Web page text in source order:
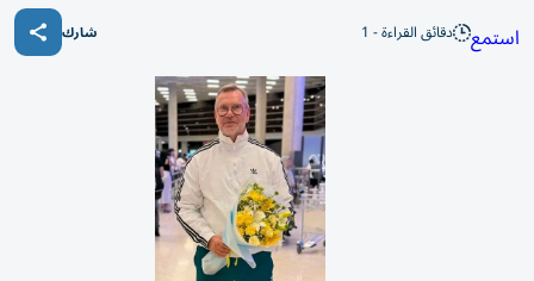
استمع دقائق القراءة - 1 شارك